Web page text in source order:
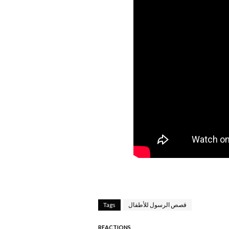
Tags قصص الرسول للأطفال
REACTIONS